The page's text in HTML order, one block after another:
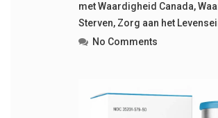
met Waardigheid Canada,
Sterven, Zorg aan het
No Comments